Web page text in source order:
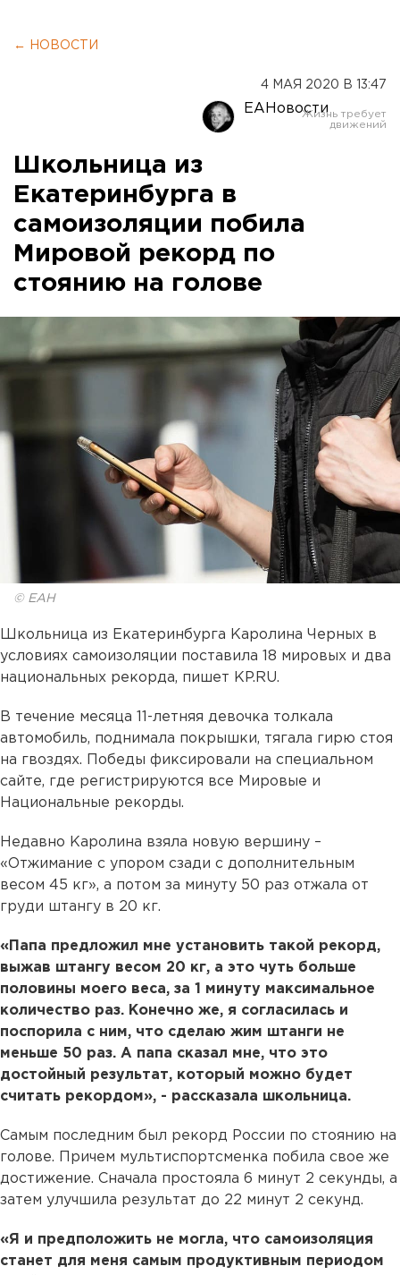
← НОВОСТИ
4 МАЯ 2020 В 13:47
ЕАНовости
Школьница из
Екатеринбурга в
самоизоляции побила
Мировой рекорд по
стоянию на голове
© ЕАН
Школьница из Екатеринбурга Каролина Черных в
условиях самоизоляции поставила 18 мировых и два
национальных рекорда, пишет KP.RU.
В течение месяца 11-летняя девочка толкала
автомобиль, поднимала покрышки, тягала гирю стоя
на гвоздях. Победы фиксировали на специальном
сайте, где регистрируются все Мировые и
Национальные рекорды.
Недавно Каролина взяла новую вершину –
«Отжимание с упором сзади с дополнительным
весом 45 кг», а потом за минуту 50 раз отжала от
груди штангу в 20 кг.
«Папа предложил мне установить такой рекорд,
выжав штангу весом 20 кг, а это чуть больше
половины моего веса, за 1 минуту максимальное
количество раз. Конечно же, я согласилась и
поспорила с ним, что сделаю жим штанги не
меньше 50 раз. А папа сказал мне, что это
достойный результат, который можно будет
считать рекордом», - рассказала школьница.
Самым последним был рекорд России по стоянию на
голове. Причем мультиспортсменка побила свое же
достижение. Сначала простояла 6 минут 2 секунды, а
затем улучшила результат до 22 минут 2 секунд.
«Я и предположить не могла, что самоизоляция
станет для меня самым продуктивным периодом